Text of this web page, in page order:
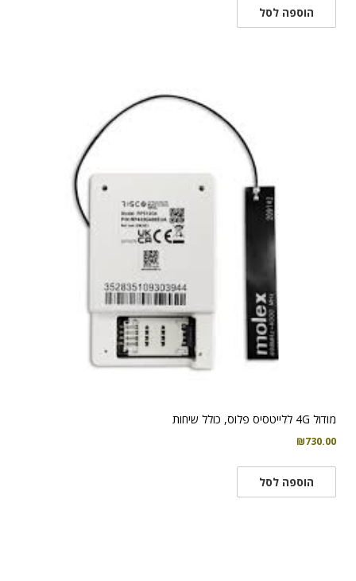
הוספה לסל
מודול 4G ללייטסיס פלוס, כולל שיחות
₪730.00
הוספה לסל